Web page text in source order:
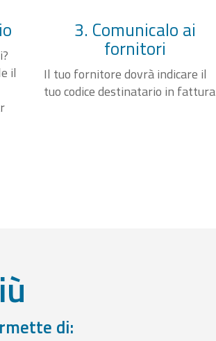
il
3. Comunicalo ai
fornitori
Il tuo fornitore dovrà indicare il
tuo codice destinatario in fattura
di: